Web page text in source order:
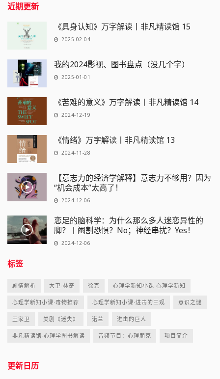
近期更新
《具身认知》万字解读丨非凡精读馆 15
2025-02-04
我的2024影视、图书盘点（没几个字）
2025-01-01
《苦难的意义》万字解读丨非凡精读馆 14
2024-12-19
《情绪》万字解读丨非凡精读馆 13
2024-11-28
【意志力的经济学解释】意志力不够用？因为
“机会成本”太高了！
2024-12-06
恋足的脑科学：为什么那么多人迷恋异性的
脚？丨阉割恐惧？No；神经串扰？Yes！
2024-12-06
标签
剧情解析 大卫·林奇 徐克 心理学新知小课·心理学新知
心理学新知小课·毒物推荐 心理学新知小课·进击的三观 意识之谜
王家卫 美剧《迷失》 诺兰 进击的巨人
非凡精读馆·心理学图书解读 音频节目：心理朋克 项目简介
更新日历